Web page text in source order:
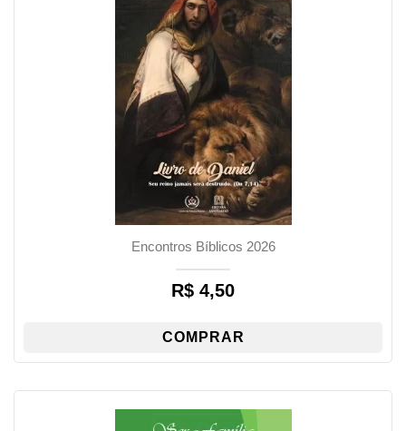
Encontros Bíblicos 2026
R$ 4,50
COMPRAR